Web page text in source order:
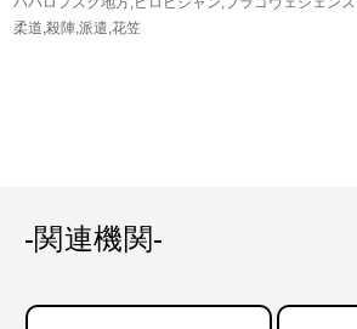
柔道 殺陣 派遣 花笠
-関連機関-